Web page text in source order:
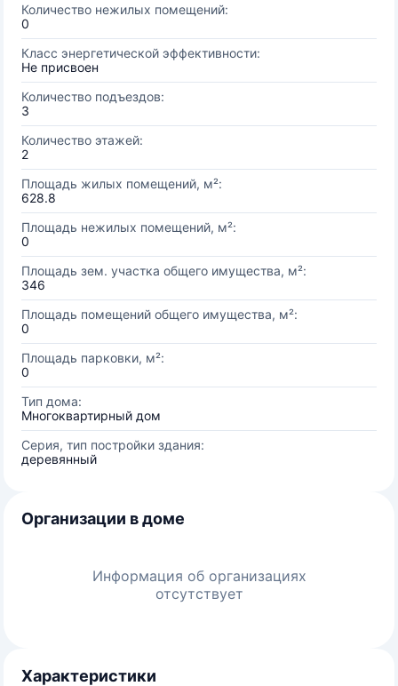
Количество нежилых помещений:
0
Класс энергетической эффективности:
Не присвоен
Количество подъездов:
3
Количество этажей:
2
Площадь жилых помещений, м²:
628.8
Площадь нежилых помещений, м²:
0
Площадь зем. участка общего имущества, м²:
346
Площадь помещений общего имущества, м²:
0
Площадь парковки, м²:
0
Тип дома:
Многоквартирный дом
Серия, тип постройки здания:
деревянный
Организации в доме
Информация об организациях
отсутствует
Характеристики